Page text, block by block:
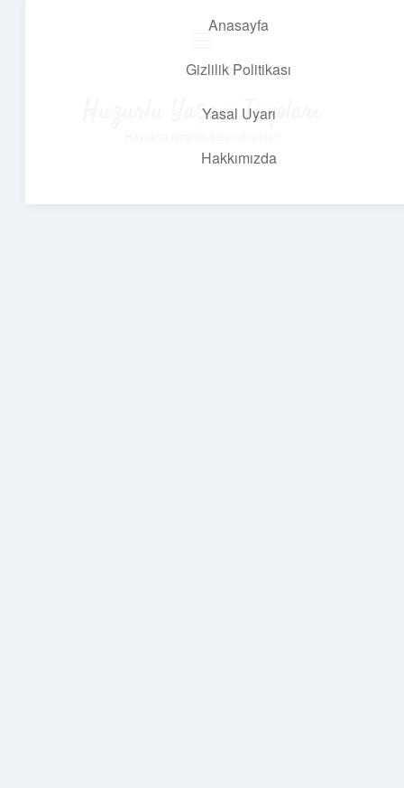
Anasayfa
Gizlilik Politikası
Yasal Uyarı
Hakkımızda
Huzurlu Yaşam Tüyoları